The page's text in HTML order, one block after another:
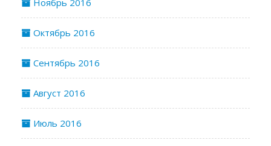
Октябрь 2016
Сентябрь 2016
Август 2016
Июль 2016